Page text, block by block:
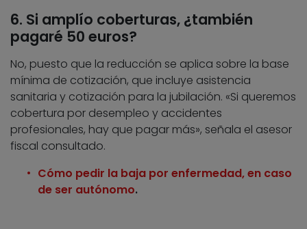
6. Si amplío coberturas, ¿también
pagaré 50 euros?
No, puesto que la reducción se aplica sobre la base
mínima de cotización, que incluye asistencia
sanitaria y cotización para la jubilación. «Si queremos
cobertura por desempleo y accidentes
profesionales, hay que pagar más», señala el asesor
fiscal consultado.
Cómo pedir la baja por enfermedad, en caso
de ser autónomo.